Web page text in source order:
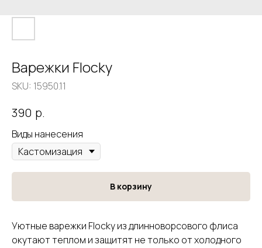
Варежки Flocky
SKU: 15950.11
390 р.
Виды нанесения
В корзину
Уютные варежки Flocky из длинноворсового флиса
окутают теплом и защитят не только от холодного